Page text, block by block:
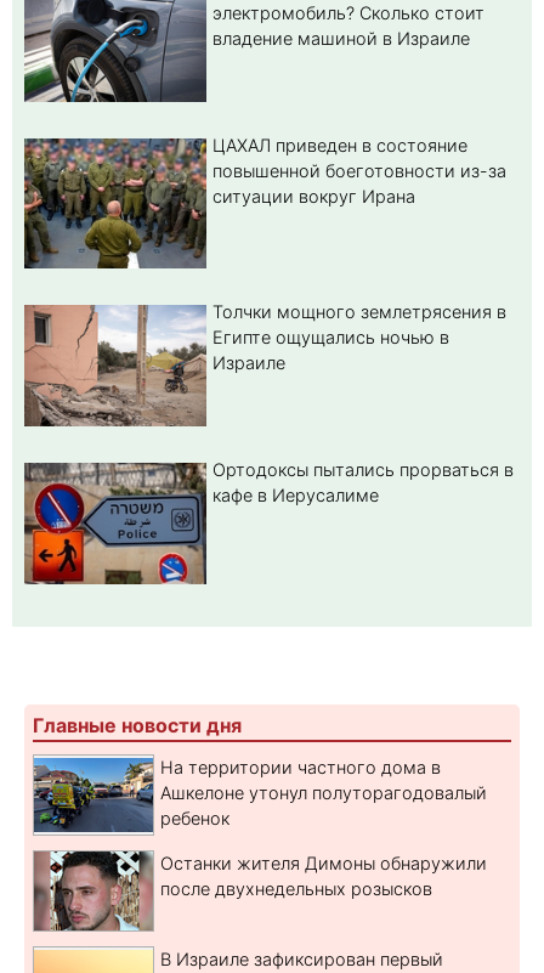
электромобиль? Cколько стоит
владение машиной в Израиле
ЦАХАЛ приведен в состояние
повышенной боеготовности из-за
ситуации вокруг Ирана
Толчки мощного землетрясения в
Египте ощущались ночью в
Израиле
Ортодоксы пытались прорваться в
кафе в Иерусалиме
Главные новости дня
На территории частного дома в
Ашкелоне утонул полуторагодовалый
ребенок
Останки жителя Димоны обнаружили
после двухнедельных розысков
В Израиле зафиксирован первый